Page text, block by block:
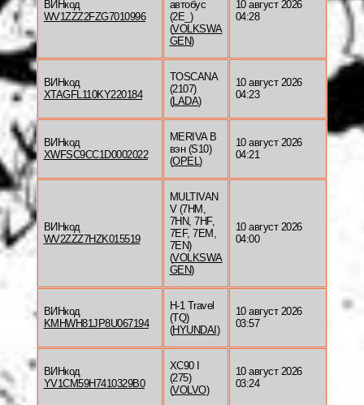
ВИНкод
WV1ZZZ2FZG7010996
автобус
(2E_)
(VOLKSWA
GEN)
10 август 2026
04:28
ВИНкод
XTAGFL110KY220184
TOSCANA
(2107)
(LADA)
10 август 2026
04:23
ВИНкод
XWFSC9CC1D0002022
MERIVA B
вэн (S10)
(OPEL)
10 август 2026
04:21
ВИНкод
WV2ZZZ7HZK015519
MULTIVAN
V (7HM,
7HN, 7HF,
7EF, 7EM,
7EN)
(VOLKSWA
GEN)
10 август 2026
04:00
ВИНкод
KMHWH81JP8U067194
H-1 Travel
(TQ)
(HYUNDAI )
10 август 2026
03:57
ВИНкод
YV1CM59H7410329B0
XC90 I
(275)
(VOLVO)
10 август 2026
03:24